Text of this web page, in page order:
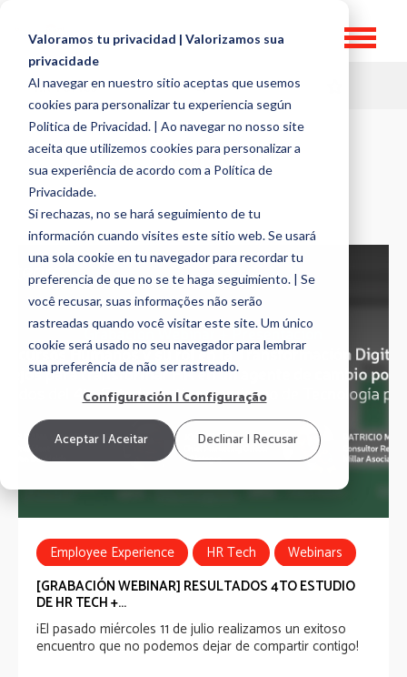
Valoramos tu privacidad | Valorizamos sua
privacidade
Al navegar en nuestro sitio aceptas que usemos
cookies para personalizar tu experiencia según
Politica de Privacidad. | Ao navegar no nosso site
aceita que utilizemos cookies para personalizar a
sua experiência de acordo com a Política de
Privacidade.
Si rechazas, no se hará seguimiento de tu
información cuando visites este sitio web. Se usará
una sola cookie en tu navegador para recordar tu
preferencia de que no se te haga seguimiento. | Se
você recusar, suas informações não serão
rastreadas quando você visitar este site. Um único
cookie será usado no seu navegador para lembrar
sua preferência de não ser rastreado.
Configuración | Configuração
Aceptar | Aceitar Declinar | Recusar
HR TOPICS
WEBINARS
Employee Experience HR Tech
Webinars
[GRABACIÓN WEBINAR] RESULTADOS 4TO ESTUDIO
DE HR TECH +...
¡El pasado miércoles 11 de julio realizamos un exitoso
encuentro que no podemos dejar de compartir contigo!